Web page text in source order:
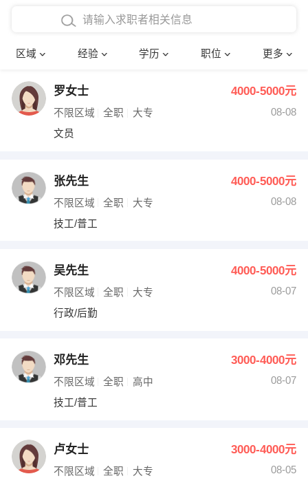
区域 经验 学历 职位 更多
在校学生工作经验
四年以上工作经验
五年以上工作经验
博士
文员 护士
财务会计
网络IT
收银员
水电/机修
编辑 法律
其他职位
确定
罗女士 4000-5000元
不限区域 全职 大专
08-08
文员
张先生 4000-5000元
不限区域 全职 大专
08-08
技工/普工
吴先生 4000-5000元
不限区域 全职 大专
08-07
行政/后勤
邓先生 3000-4000元
不限区域 全职 高中
08-07
技工/普工
卢女士 3000-4000元
不限区域 全职 大专
08-05